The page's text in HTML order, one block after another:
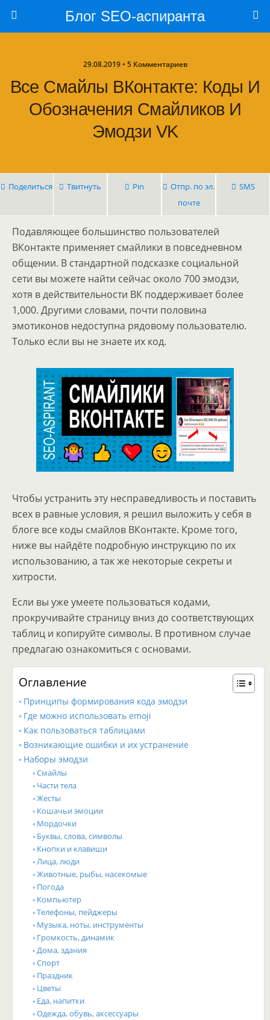
Блог SEO-аспиранта
29.08.2019 • 5 Комментариев
Все Смайлы ВКонтакте: Коды И
Обозначения Смайликов И
Эмодзи VK
Поделиться Твитнуть Pin
Отпр. по эл.
почте
SMS
Подавляющее большинство пользователей
ВКонтакте применяет смайлики в повседневном
общении. В стандартной подсказке социальной
сети вы можете найти сейчас около 700 эмодзи,
хотя в действительности ВК поддерживает более
1,000. Другими словами, почти половина
эмотиконов недоступна рядовому пользователю.
Только если вы не знаете их код.
Чтобы устранить эту несправедливость и поставить
всех в равные условия, я решил выложить у себя в
блоге все коды смайлов ВКонтакте. Кроме того,
ниже вы найдёте подробную инструкцию по их
использованию, а так же некоторые секреты и
хитрости.
Если вы уже умеете пользоваться кодами,
прокручивайте страницу вниз до соответствующих
таблиц и копируйте символы. В противном случае
предлагаю ознакомиться с основами.
Оглавление
Принципы формирования кода эмодзи
Где можно использовать emoji
Как пользоваться таблицами
Возникающие ошибки и их устранение
Наборы эмодзи
Смайлы
Части тела
Жесты
Кошачьи эмоции
Мордочки
Буквы, слова, символы
Кнопки и клавиши
Лица, люди
Животные, рыбы, насекомые
Погода
Компьютер
Телефоны, пейджеры
Музыка, ноты, инструменты
Громкость, динамик
Дома, здания
Спорт
Праздник
Цветы
Еда, напитки
Одежда, обувь, аксессуары